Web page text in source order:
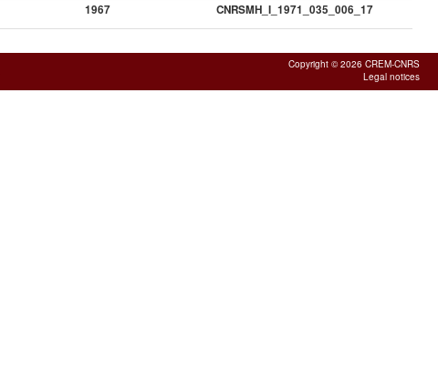
1967 CNRSMH_I_1971_035_006_17
Copyright © 2026 CREM-CNRS
Legal notices